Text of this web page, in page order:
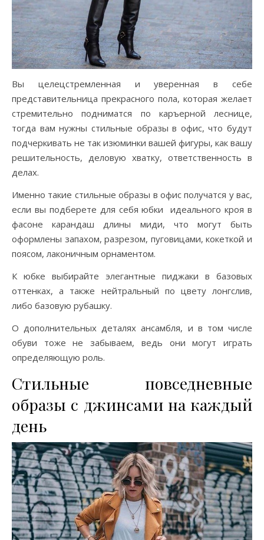
Вы целецстремленная и уверенная в себе
представительница прекрасного пола, которая желает
стремительно подниматся по каръерной леснице,
тогда вам нужны стильные образы в офис, что будут
подчеркивать не так изюминки вашей фигуры, как вашу
решительность, деловую хватку, ответственность в
делах.
Именно такие стильные образы в офис получатся у вас,
если вы подберете для себя юбки идеального кроя в
фасоне карандаш длины миди, что могут быть
оформлены запахом, разрезом, пуговицами, кокеткой и
поясом, лаконичным орнаментом.
К юбке выбирайте элегантные пиджаки в базовых
оттенках, а также нейтральный по цвету лонгслив,
либо базовую рубашку.
О дополнительных деталях ансамбля, и в том числе
обуви тоже не забываем, ведь они могут играть
определяющую роль.
Стильные повседневные
образы с джинсами на каждый
день